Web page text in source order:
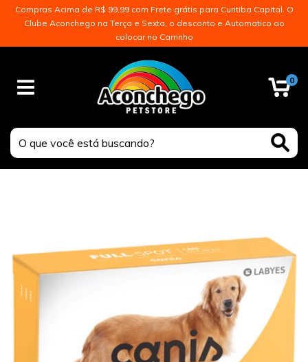
Compras Acima de R$ 99,99 com Frete grátis para Curitiba Capital. O
Clube Aconchego na Terça e Sexta, o desconto e Automatico ao
colocar no Carrinho
0